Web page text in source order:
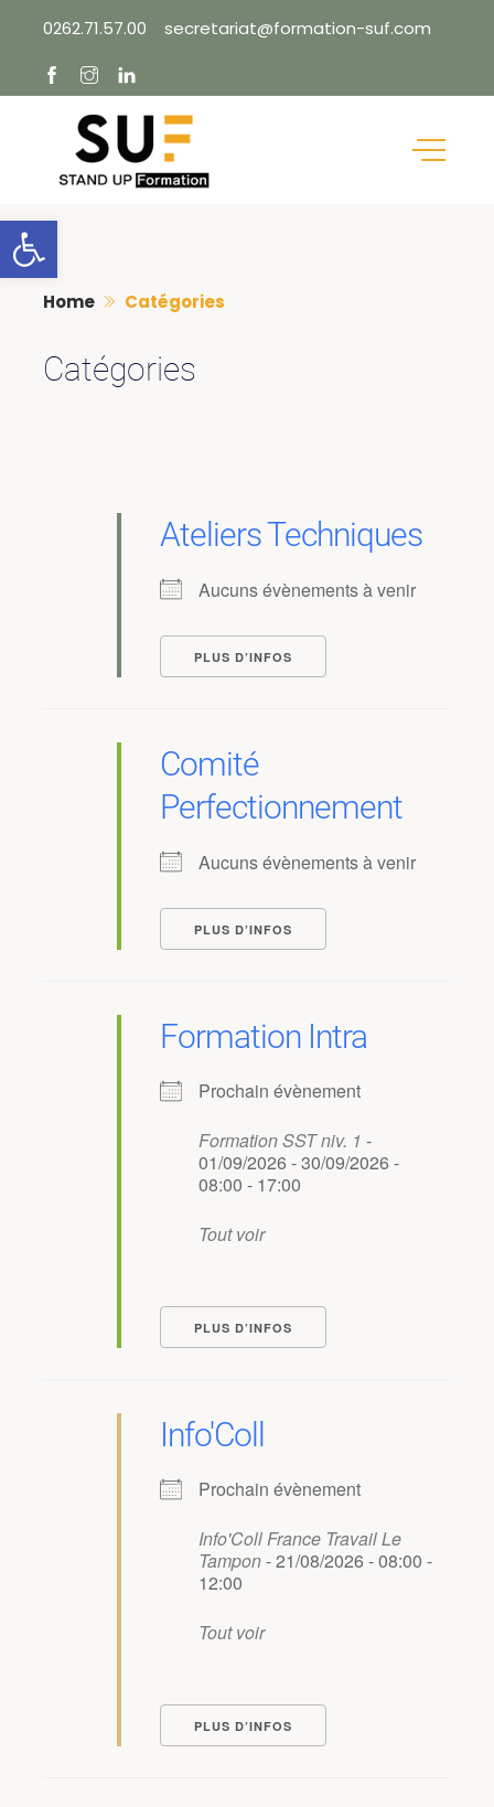
content
0262.71.57.00 secretariat@formation-suf.com
Home Catégories
Catégories
Ateliers Techniques
Aucuns évènements à venir
PLUS D’INFOS
Comité
Perfectionnement
Aucuns évènements à venir
PLUS D’INFOS
Formation Intra
Prochain évènement
Formation SST niv. 1 -
01/09/2026 - 30/09/2026 -
08:00 - 17:00
Tout voir
PLUS D’INFOS
Info'Coll
Prochain évènement
Info'Coll France Travail Le
Tampon- 21/08/2026 - 08:00 -
12:00
Tout voir
PLUS D’INFOS
Ouvrir la barre d’outils